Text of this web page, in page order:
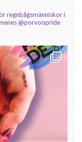
regnbågsmänniskor i
@porvoopride